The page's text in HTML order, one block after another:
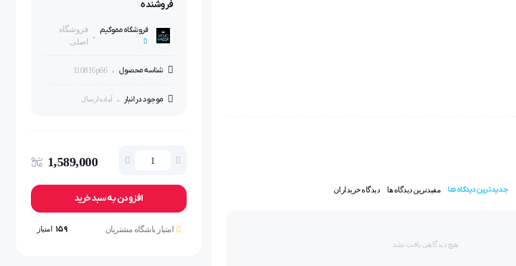
جدیدترین دیدگاه ها مفیدترین دیدگاه ها دیدگاه خریداران
هیچ دیدگاهی یافت نشد
فروشنده
فروشگاه مموگیم
فروشگاه
اصلی
شناسه محصول 110816p66
موجود در انبار آماده ارسال
1,589,000
افزودن به سبد خرید
امتیاز باشگاه مشتریان 159 امتیاز